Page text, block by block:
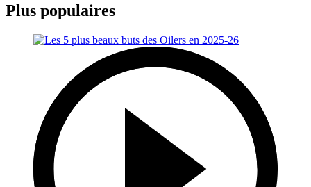
Plus populaires